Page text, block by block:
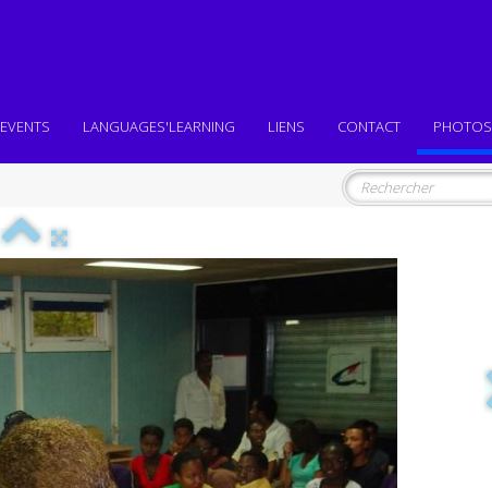
EVENTS LANGUAGES'LEARNING LIENS CONTACT PHOTOS